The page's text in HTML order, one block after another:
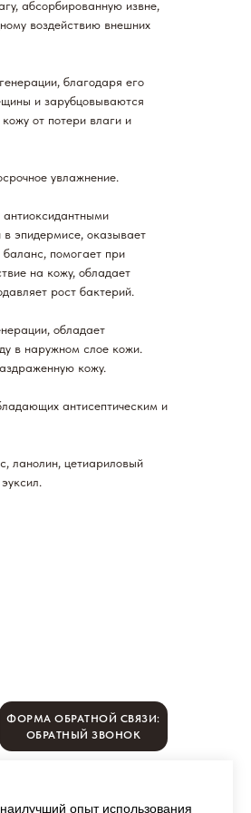
абсорбированную извне,
воздействию внешних
благодаря его
и зарубцовываются
от потери влаги и
увлажнение.
эпидермисе, оказывает
баланс, помогает при
на кожу, обладает
рост бактерий.
обладает
в наружном слое кожи.
кожу.
антисептическим и
ланолин, цетиариловый
опыт использования
ФОРМА ОБРАТНОЙ СВЯЗИ:
ОБРАТНЫЙ ЗВОНОК